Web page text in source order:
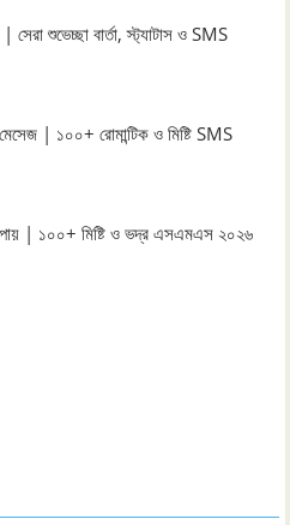
সেরা শুভেচ্ছা বার্তা, স্ট্যাটাস ও SMS
মেসেজ | ১০০+ রোমান্টিক ও মিষ্টি SMS
উপায় | ১০০+ মিষ্টি ও ভদ্র এসএমএস ২০২৬